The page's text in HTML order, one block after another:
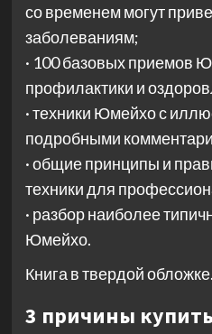
со временем могут
заболеваниям;
· 100 базовых приемов
профилактики и
· техники Юмейхо с
подробными
· общие принципы и
техники для
· разбор наиболее
Юмейхо.
Книга в твердой обложке.
3 причины